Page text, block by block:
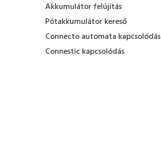
Akkumulátor felújítás
Pótakkumulátor kereső
Connecto automata kapcsolódás
Connestic kapcsolódás